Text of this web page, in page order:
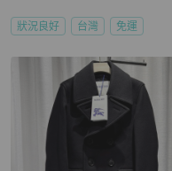
狀況良好 台灣 免運